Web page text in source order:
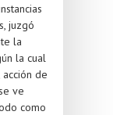
juzgó
la
la cual
de
ve
como